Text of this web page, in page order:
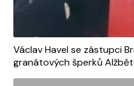
Václav Havel se zástupci
granátových šperků